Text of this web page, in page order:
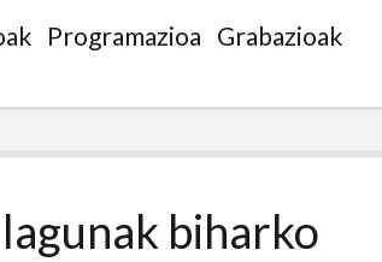
Programazioa Grabazioak
biharko